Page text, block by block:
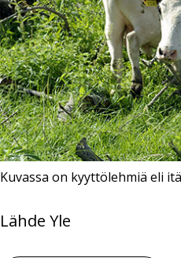
Kuvassa on kyyttölehmiä eli
Lähde Yle